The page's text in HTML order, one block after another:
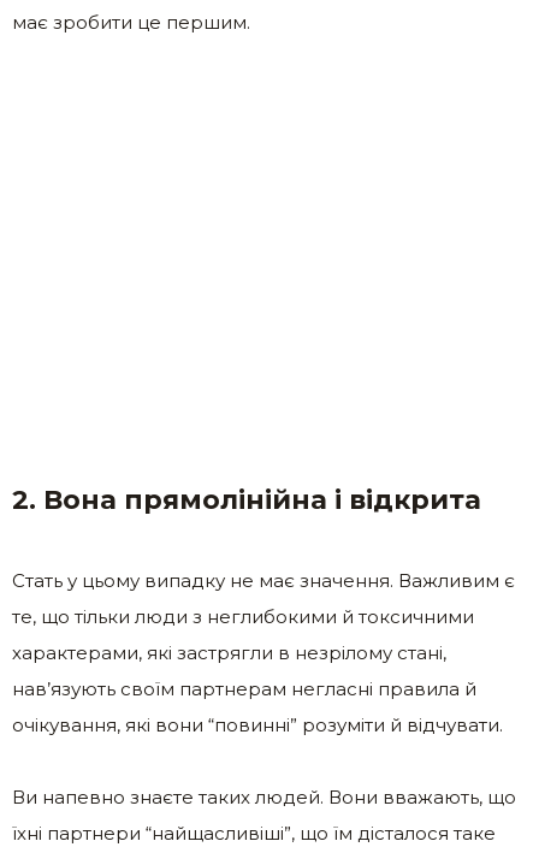
має зробити це першим.
2. Вона прямолінійна і відкрита
Стать у цьому випадку не має значення. Важливим є
те, що тільки люди з неглибокими й токсичними
характерами, які застрягли в незрілому стані,
нав’язують своїм партнерам негласні правила й
очікування, які вони “повинні” розуміти й відчувати.
Ви напевно знаєте таких людей. Вони вважають, що
їхні партнери “найщасливіші”, що їм дісталося таке